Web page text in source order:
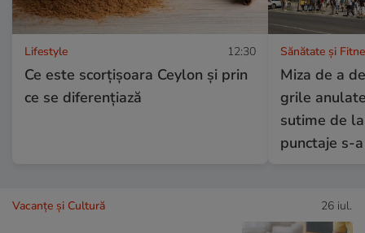
Lifestyle 12:30
Ce este scorțișoara Ceylon și prin
ce se diferențiază
Sănătate și
Miza de a
grile
sutime de
punctaje s-
Vacanțe și Cultură 26 iul.